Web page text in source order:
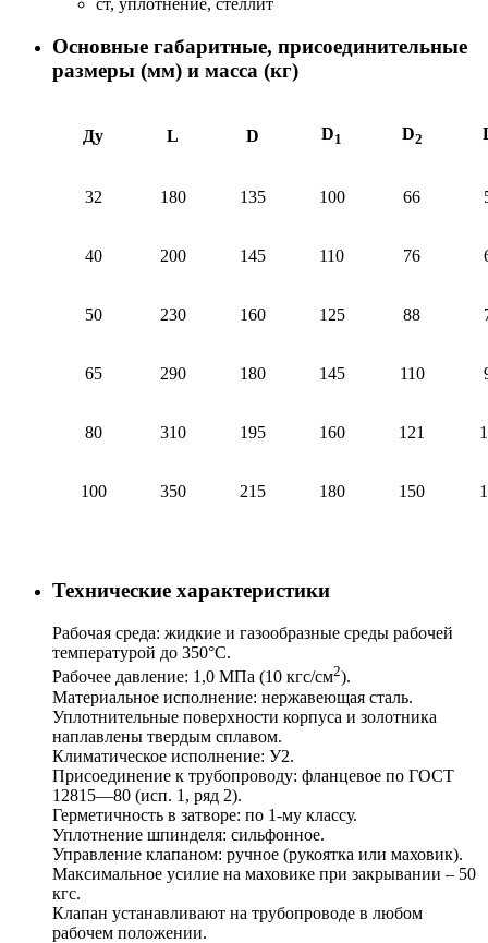
ст, уплотнение, стеллит
Основные габаритные, присоединительные
размеры (мм) и масса (кг)
Ду L D D1 D2
32 180 135 100 66
40 200 145 110 76
50 230 160 125 88
65 290 180 145 110
80 310 195 160 121
100 350 215 180 150
Технические характеристики
Рабочая среда: жидкие и газообразные среды рабочей
температурой до 350°С.
Рабочее давление: 1,0 МПа (10 кгс/см2).
Материальное исполнение: нержавеющая сталь.
Уплотнительные поверхности корпуса и золотника
наплавлены твердым сплавом.
Климатическое исполнение: У2.
Присоединение к трубопроводу: фланцевое по ГОСТ
12815—80 (исп. 1, ряд 2).
Герметичность в затворе: по 1-му классу.
Уплотнение шпинделя: сильфонное.
Управление клапаном: ручное (рукоятка или маховик).
Максимальное усилие на маховике при закрывании – 50
кгс.
Клапан устанавливают на трубопроводе в любом
рабочем положении.